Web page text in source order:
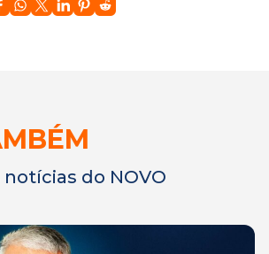
do NOVO